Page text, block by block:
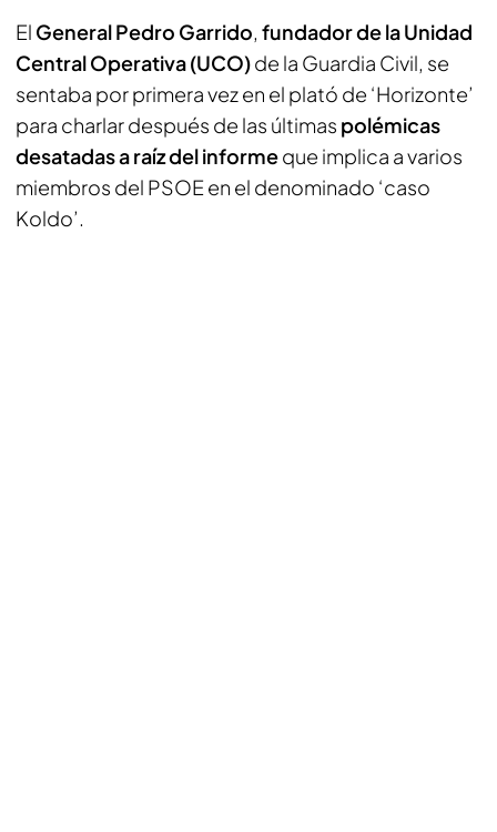
El General Pedro Garrido, fundador de la Unidad
Central Operativa (UCO)de la Guardia Civil, se
sentaba por primera vez en el plató de ‘Horizonte’
para charlar después de las últimas polémicas
desatadas a raíz del informeque implica a varios
miembros del PSOE en el denominado ‘caso
Koldo’.